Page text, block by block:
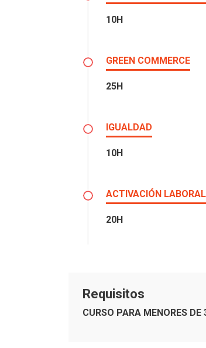
10H
GREEN COMMERCE
25H
IGUALDAD
10H
ACTIVACIÓN
20H
Requisitos
CURSO PARA MENORES